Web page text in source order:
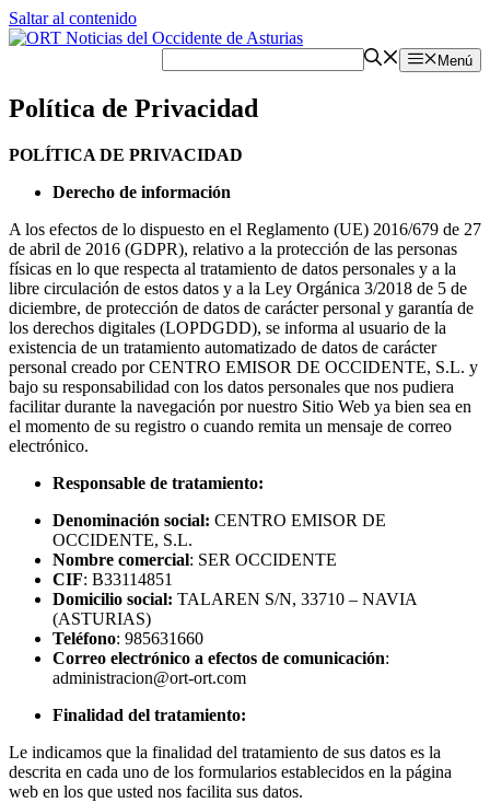
Saltar al contenido
Menú
Política de Privacidad
POLÍTICA DE PRIVACIDAD
Derecho de información
A los efectos de lo dispuesto en el Reglamento (UE) 2016/679 de 27
de abril de 2016 (GDPR), relativo a la protección de las personas
físicas en lo que respecta al tratamiento de datos personales y a la
libre circulación de estos datos y a la Ley Orgánica 3/2018 de 5 de
diciembre, de protección de datos de carácter personal y garantía de
los derechos digitales (LOPDGDD), se informa al usuario de la
existencia de un tratamiento automatizado de datos de carácter
personal creado por CENTRO EMISOR DE OCCIDENTE, S.L. y
bajo su responsabilidad con los datos personales que nos pudiera
facilitar durante la navegación por nuestro Sitio Web ya bien sea en
el momento de su registro o cuando remita un mensaje de correo
electrónico.
Responsable de tratamiento:
Denominación social: CENTRO EMISOR DE
OCCIDENTE, S.L.
Nombre comercial: SER OCCIDENTE
CIF: B33114851
Domicilio social: TALAREN S/N, 33710 – NAVIA
(ASTURIAS)
Teléfono: 985631660
Correo electrónico a efectos de comunicación:
administracion@ort-ort.com
Finalidad del tratamiento:
Le indicamos que la finalidad del tratamiento de sus datos es la
descrita en cada uno de los formularios establecidos en la página
web en los que usted nos facilita sus datos.